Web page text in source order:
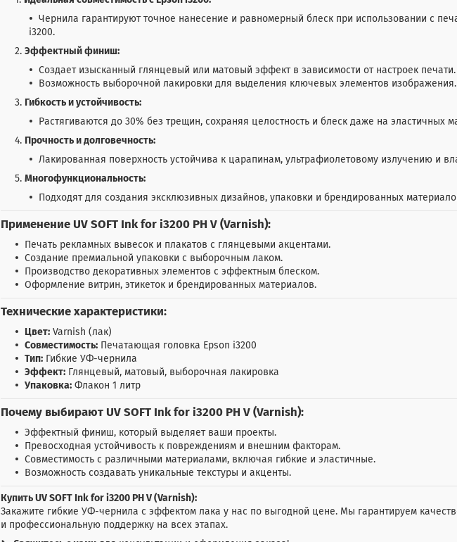
Чернила гарантируют точное нанесение и равномерный блеск при использовании с
i3200.
Эффектный финиш:
Создает изысканный глянцевый или матовый эффект в зависимости от настроек печати.
Возможность выборочной лакировки для выделения ключевых элементов изображения.
Гибкость и устойчивость:
Растягиваются до 30% без трещин, сохраняя целостность и блеск даже на эластичных
Прочность и долговечность:
Лакированная поверхность устойчива к царапинам, ультрафиолетовому излучению и
Многофункциональность:
Подходят для создания эксклюзивных дизайнов, упаковки и брендированных
Применение UV SOFT Ink for i3200 PH V (Varnish):
Печать рекламных вывесок и плакатов с глянцевыми акцентами.
Создание премиальной упаковки с выборочным лаком.
Производство декоративных элементов с эффектным блеском.
Оформление витрин, этикеток и брендированных материалов.
Технические характеристики:
Цвет: Varnish (лак)
Совместимость: Печатающая головка Epson i3200
Тип: Гибкие УФ-чернила
Эффект: Глянцевый, матовый, выборочная лакировка
Упаковка: Флакон 1 литр
Почему выбирают UV SOFT Ink for i3200 PH V (Varnish):
Эффектный финиш, который выделяет ваши проекты.
Превосходная устойчивость к повреждениям и внешним факторам.
Совместимость с различными материалами, включая гибкие и эластичные.
Возможность создавать уникальные текстуры и акценты.
Купить UV SOFT Ink for i3200 PH V (Varnish):
Закажите гибкие УФ-чернила с эффектом лака у нас по выгодной цене. Мы гарантируем
и профессиональную поддержку на всех этапах.